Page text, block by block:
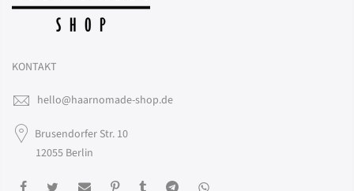
KONTAKT
hello@haarnomade-shop.de
Brusendorfer Str. 10
12055 Berlin